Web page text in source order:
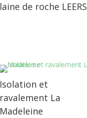
laine de roche LEERS
Isolation et
ravalement La
Madeleine